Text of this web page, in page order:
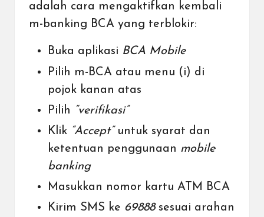
adalah cara mengaktifkan kembali
m-banking BCA yang terblokir:
Buka aplikasi BCA Mobile
Pilih m-BCA atau menu (i) di
pojok kanan atas
Pilih “verifikasi”
Klik “Accept”untuk syarat dan
ketentuan penggunaan mobile
banking
Masukkan nomor kartu ATM BCA
Kirim SMS ke 69888sesuai arahan